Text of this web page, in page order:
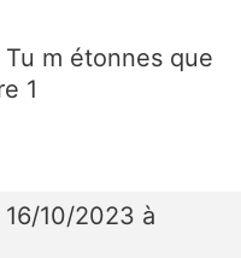
m étonnes que
1
16/10/2023 à